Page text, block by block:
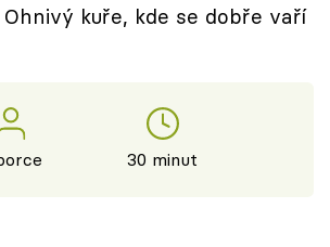
kuře, kde se dobře vaří
30 minut